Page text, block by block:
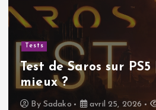
Tests
Test de Saros sur
mieux ?
By Sadako avril 25, 2026